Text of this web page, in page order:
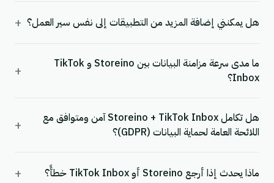
هل يمكنني إضافة المزيد من التطبيقات إلى نفس سير العمل؟ +
ما مدى سرعة مزامنة البيانات بين Storeino و TikTok
Inbox؟
+
هل تكامل Storeino + TikTok Inbox آمن ومتوافق مع
اللائحة العامة لحماية البيانات (GDPR)؟
+
ماذا يحدث إذا أرجع Storeino أو TikTok Inbox خطأً؟ +